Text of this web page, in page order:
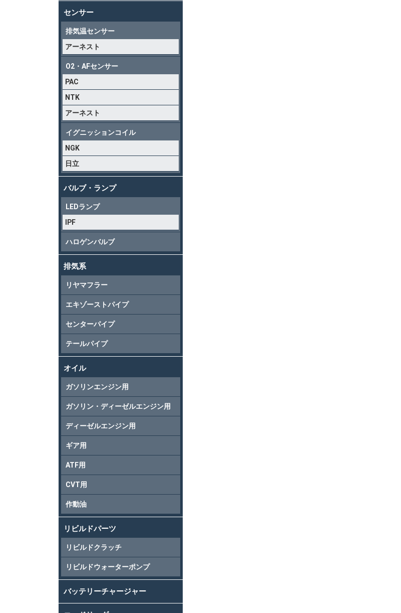
センサー
排気温センサー
アーネスト
O2・AFセンサー
PAC
NTK
アーネスト
イグニッションコイル
NGK
日立
バルブ・ランプ
LEDランプ
IPF
ハロゲンバルブ
排気系
リヤマフラー
エキゾーストパイプ
センターパイプ
テールパイプ
オイル
ガソリンエンジン用
ガソリン・ディーゼルエンジン用
ディーゼルエンジン用
ギア用
ATF用
CVT用
作動油
リビルドパーツ
リビルドクラッチ
リビルドウォーターポンプ
バッテリーチャージャー